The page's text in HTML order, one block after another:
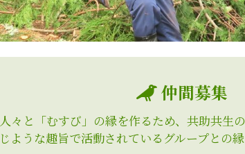
 仲間募集
々と「むすび」の縁を作るため、共助共生
ような趣旨で活動されているグループとの